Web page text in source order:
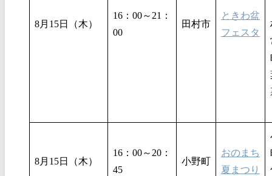
8月15日（木）
16：00～21：
00
田村市
ときわ盆
フェスタ
8月15日（木）
16：00～20：
45
小野町
おのまち
夏まつり